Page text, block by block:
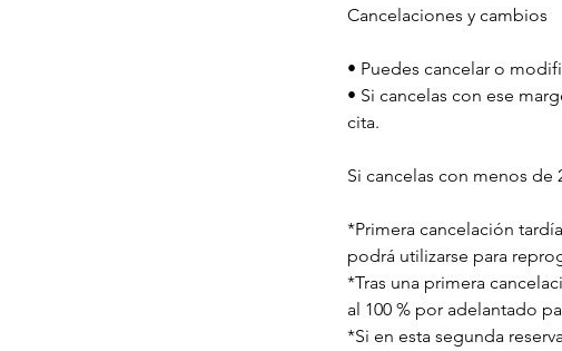
Cancelaciones y cambios
• Puedes cancelar o
• Si cancelas con ese
cita.
Si cancelas con menos de
*Primera cancelación
podrá utilizarse para
*Tras una primera
al 100 % por adelantado
*Si en esta segunda